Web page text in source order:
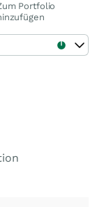
Portfolio